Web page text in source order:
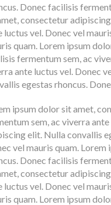
Donec facilisis
consectetur
luctus vel. Donec vel
quam. Lorem ipsum
fermentum sem, ac
ante luctus vel. Donec
egestas rhoncus.
ipsum dolor sit amet,
sem, ac viverra
elit. Nulla convallis
vel mauris quam.
Donec facilisis
consectetur
luctus vel. Donec vel
quam. Lorem ipsum